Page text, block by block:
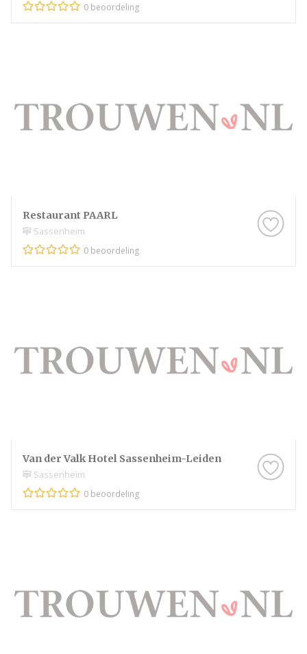
0 beoordeling
Restaurant PAARL
Sassenheim
0 beoordeling
Van der Valk Hotel Sassenheim-Leiden
Sassenheim
0 beoordeling